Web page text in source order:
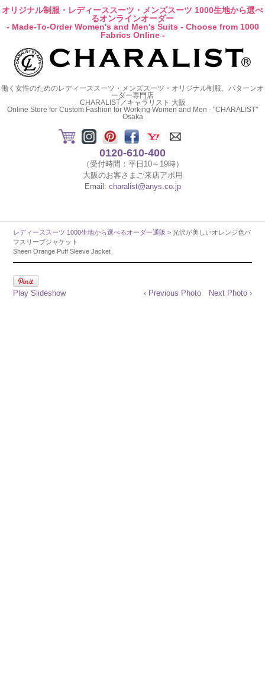
オリジナル制服・レディーススーツ・メンズスーツ 1000生地から選べ
るオンラインオーダー
- Made-To-Order Women's and Men's Suits - Choose from 1000
Fabrics Online -
働く女性のためのレディーススーツ・メンズスーツ・オリジナル制服、パターンオ
ーダー専門店
CHARALIST／キャラリスト 大阪
Online Store for Custom Fashion for Working Women and Men - "CHARALIST"
Osaka
0120-610-400
（受付時間：平日10～19時）
大阪のお客さまご来店アポ用
Email: charalist@anys.co.jp
レディーススーツ 1000生地から選べるオーダー通販 > 光沢が美しいオレンジ色パ
フスリーブジャケット
Sheen Orange Puff Sleeve Jacket
Play Slideshow ‹ Previous Photo Next Photo ›